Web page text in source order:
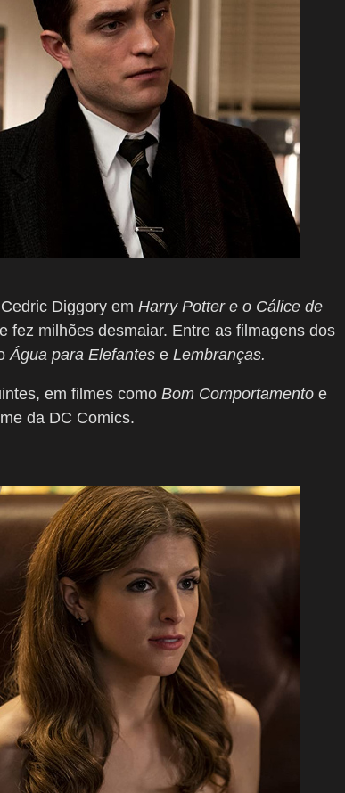
Diggory em Harry Potter e o Cálice de
fez milhões desmaiar. Entre as filmagens dos
Água para Elefantes e Lembranças.
em filmes como Bom Comportamento e
da DC Comics.